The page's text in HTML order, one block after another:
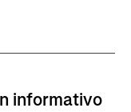
informativo